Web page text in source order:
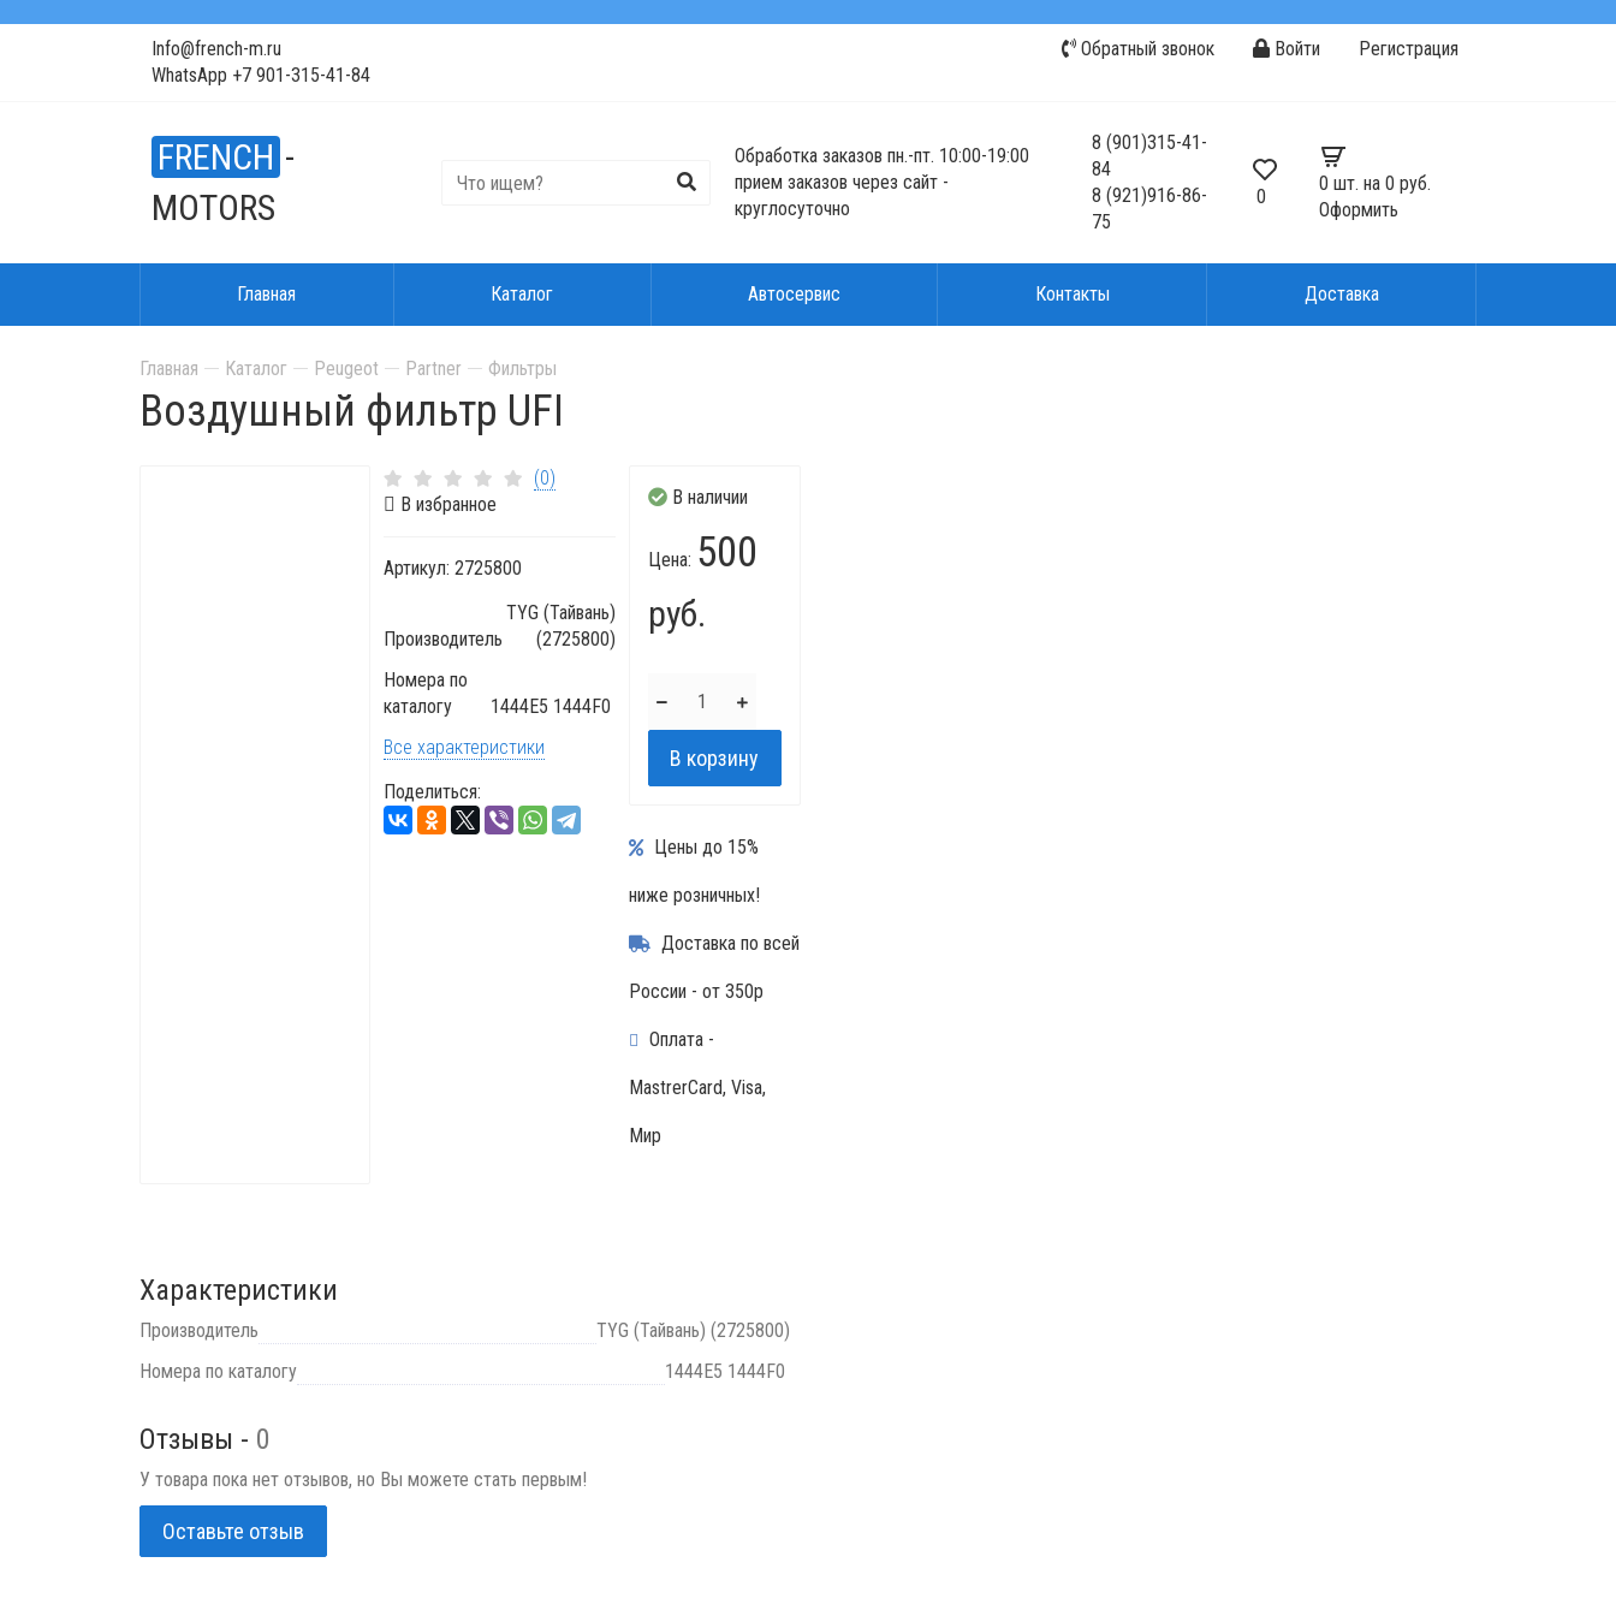
Info@french-m.ru
WhatsApp +7 901-315-41-84
Обратный звонок Войти Регистрация
FRENCH -
MOTORS
Обработка заказов пн.-пт. 10:00-19:00
прием заказов через сайт -
круглосуточно
8(901)315-41-
84
8(921)916-86-
75
0
0 шт. на 0 руб.
Оформить
Главная Каталог Автосервис Контакты Доставка
Главная Каталог Peugeot Partner Фильтры
Воздушный фильтр UFI
(0)
В избранное
Артикул:2725800
Производитель
TYG (Тайвань)
(2725800)
Номера по
каталогу
1444E5 1444F0
Все характеристики
Поделиться:
В наличии
Цена: 500
руб.
Цены до 15%
ниже розничных!
Доставка по всей
России - от 350р
Оплата -
MastrerCard, Visa,
Мир
Характеристики
Производитель
TYG (Тайвань) (2725800)
Номера по каталогу
1444E5 1444F0
Отзывы - 0
У товара пока нет отзывов, но Вы можете стать первым!
Оставьте отзыв